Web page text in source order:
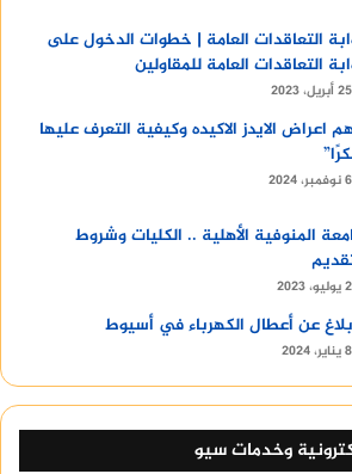
التعاقدات العامة | خطوات الدخول على
التعاقدات العامة للمقاولين
25 أبريل، 2023
اعراض الايدز الاكيده وكيفية التعرف عليها
6 نوفمبر، 2024
المنوفية الأهلية .. الكليات وشروط
2 يوليو، 2023
عن أعطال الكهرباء في أسيوط
8 يناير، 2024
وخدمات سيو